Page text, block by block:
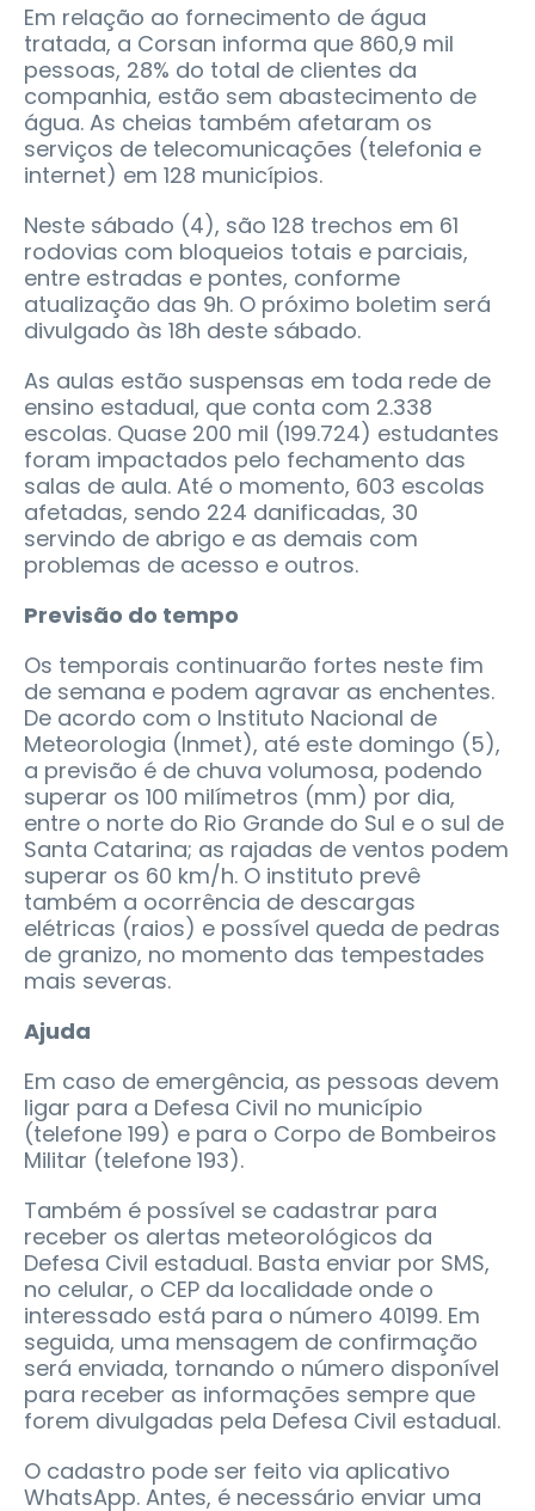
Em relação ao fornecimento de água
tratada, a Corsan informa que 860,9 mil
pessoas, 28% do total de clientes da
companhia, estão sem abastecimento de
água. As cheias também afetaram os
serviços de telecomunicações (telefonia e
internet) em 128 municípios.
Neste sábado (4), são 128 trechos em 61
rodovias com bloqueios totais e parciais,
entre estradas e pontes, conforme
atualização das 9h. O próximo boletim será
divulgado às 18h deste sábado.
As aulas estão suspensas em toda rede de
ensino estadual, que conta com 2.338
escolas. Quase 200 mil (199.724) estudantes
foram impactados pelo fechamento das
salas de aula. Até o momento, 603 escolas
afetadas, sendo 224 danificadas, 30
servindo de abrigo e as demais com
problemas de acesso e outros.
Previsão do tempo
Os temporais continuarão fortes neste fim
de semana e podem agravar as enchentes.
De acordo com o Instituto Nacional de
Meteorologia (Inmet), até este domingo (5),
a previsão é de chuva volumosa, podendo
superar os 100 milímetros (mm) por dia,
entre o norte do Rio Grande do Sul e o sul de
Santa Catarina; as rajadas de ventos podem
superar os 60 km/h. O instituto prevê
também a ocorrência de descargas
elétricas (raios) e possível queda de pedras
de granizo, no momento das tempestades
mais severas.
Ajuda
Em caso de emergência, as pessoas devem
ligar para a Defesa Civil no município
(telefone 199) e para o Corpo de Bombeiros
Militar (telefone 193).
Também é possível se cadastrar para
receber os alertas meteorológicos da
Defesa Civil estadual. Basta enviar por SMS,
no celular, o CEP da localidade onde o
interessado está para o número 40199. Em
seguida, uma mensagem de confirmação
será enviada, tornando o número disponível
para receber as informações sempre que
forem divulgadas pela Defesa Civil estadual.
O cadastro pode ser feito via aplicativo
WhatsApp. Antes, é necessário enviar uma